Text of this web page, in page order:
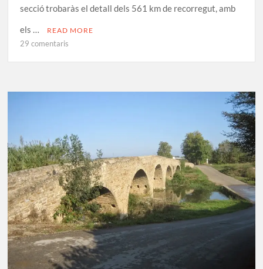
secció trobaràs el detall dels 561 km de recorregut, amb
els …
READ MORE
29 comentaris
Sender
Mediterrànea